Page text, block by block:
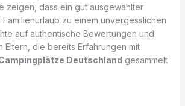
zeigen, dass ein gut ausgewählter
zu einem unvergesslichen
auf authentische Bewertungen und
Eltern, die bereits Erfahrungen mit
Deutschland gesammelt